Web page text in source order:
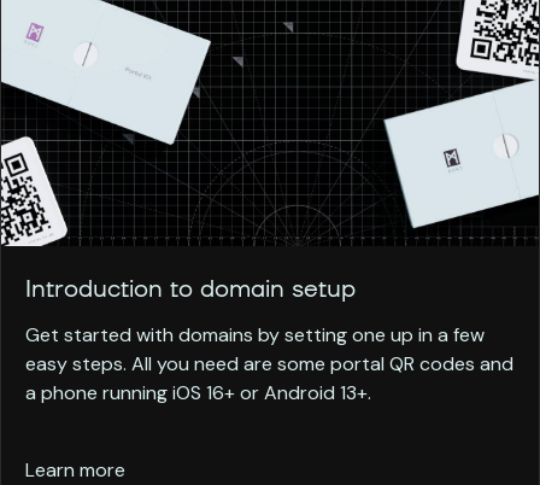
Introduction to domain setup
Get started with domains by setting one up in a few
easy steps. All you need are some portal QR codes and
a phone running iOS 16+ or Android 13+.
Learn more